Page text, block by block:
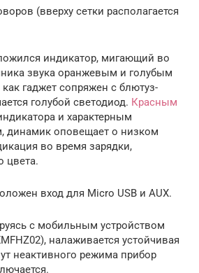
(вверху сетки располагается
индикатор, мигающий во
звука оранжевым и голубым
гаджет сопряжен с блютуз-
голубой светодиод. Красным
и характерным
динамик оповещает о низком
во время зарядки,
цвета.
вход для Micro USB и AUX.
с мобильным устройством
налаживается устойчивая
неактивного режима прибор